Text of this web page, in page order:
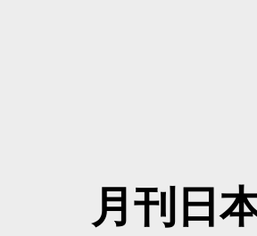
月刊日